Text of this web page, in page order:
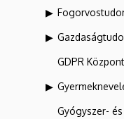
GDPR Központ
Gyógyszer-